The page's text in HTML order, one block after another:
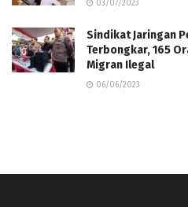
03/07/2023
Sindikat Jaringan
Terbongkar, 165
Migran Ilegal
06/06/2023